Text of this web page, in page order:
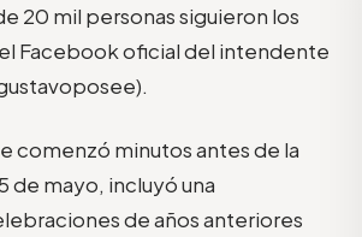
20 mil personas siguieron los
Facebook oficial del intendente
comenzó minutos antes de la
de mayo, incluyó una
de años anteriores